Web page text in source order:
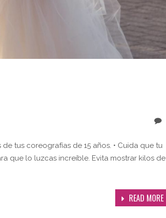
de tus coreografías de 15 años. • Cuida que tu
que lo luzcas increíble. Evita mostrar kilos de
READ MORE